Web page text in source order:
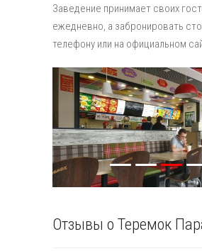
Заведение принимает своих
ежедневно, а забронировать
телефону или на официальном
Отзывы о Теремок